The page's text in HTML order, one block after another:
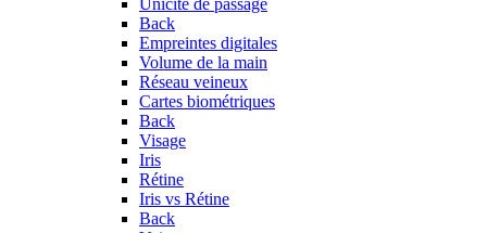
Unicité de passage
Back
Empreintes digitales
Volume de la main
Réseau veineux
Cartes biométriques
Back
Visage
Iris
Rétine
Iris vs Rétine
Back